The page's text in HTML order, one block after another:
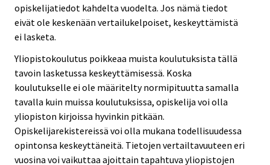
opiskelijatiedot kahdelta vuodelta. Jos nämä tiedot
eivät ole keskenään vertailukelpoiset, keskeyttämistä
ei lasketa.
Yliopistokoulutus poikkeaa muista koulutuksista tällä
tavoin lasketussa keskeyttämisessä. Koska
koulutukselle ei ole määritelty normipituutta samalla
tavalla kuin muissa koulutuksissa, opiskelija voi olla
yliopiston kirjoissa hyvinkin pitkään.
Opiskelijarekistereissä voi olla mukana todellisuudessa
opintonsa keskeyttäneitä. Tietojen vertailtavuuteen eri
vuosina voi vaikuttaa ajoittain tapahtuva yliopistojen